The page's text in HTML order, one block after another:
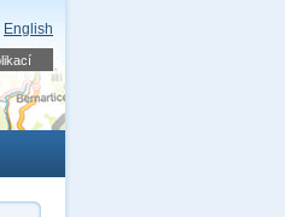
English